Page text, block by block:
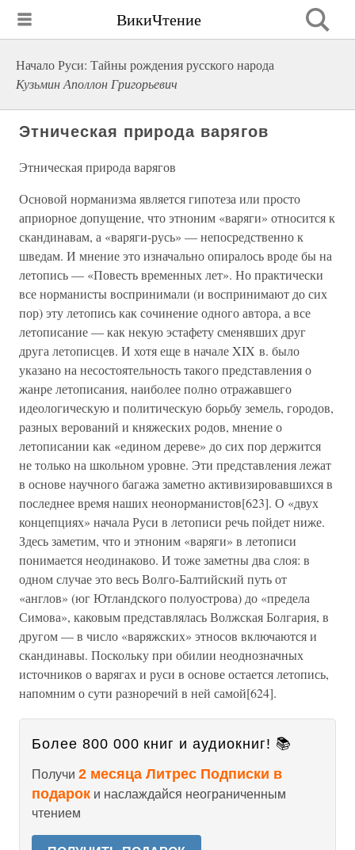
ВикиЧтение
Начало Руси: Тайны рождения русского народа
Кузьмин Аполлон Григорьевич
Этническая природа варягов
Этническая природа варягов
Основой норманизма является гипотеза или просто
априорное допущение, что этноним «варяги» относится к
скандинавам, а «варяги-русь» — непосредственно к
шведам. И мнение это изначально опиралось вроде бы на
летопись — «Повесть временных лет». Но практически
все норманисты воспринимали (и воспринимают до сих
пор) эту летопись как сочинение одного автора, а все
летописание — как некую эстафету сменявших друг
друга летописцев. И хотя еще в начале XIX в. было
указано на несостоятельность такого представления о
жанре летописания, наиболее полно отражавшего
идеологическую и политическую борьбу земель, городов,
разных верований и княжеских родов, мнение о
летописании как «едином дереве» до сих пор держится
не только на школьном уровне. Эти представления лежат
в основе научного багажа заметно активизировавшихся в
последнее время наших неонорманистов[623]. О «двух
концепциях» начала Руси в летописи речь пойдет ниже.
Здесь заметим, что и этноним «варяги» в летописи
понимается неодинаково. И тоже заметны два слоя: в
одном случае это весь Волго-Балтийский путь от
«англов» (юг Ютландского полуострова) до «предела
Симова», каковым представлялась Волжская Болгария, в
другом — в число «варяжских» этносов включаются и
скандинавы. Поскольку при обилии неоднозначных
источников о варягах и руси в основе остается летопись,
напомним о сути разноречий в ней самой[624].
Более 800 000 книг и аудиокниг! 📚
Получи 2 месяца Литрес Подписки в
подарок и наслаждайся неограниченным
чтением